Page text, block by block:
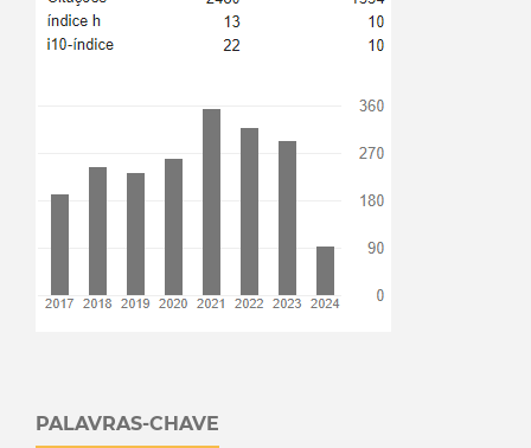
PALAVRAS-CHAVE